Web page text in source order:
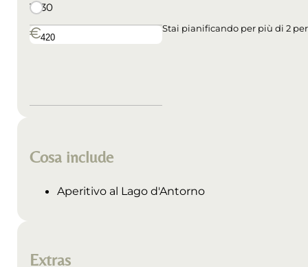
15:30
Stai pianificando per più di 2
Cosa include
Aperitivo al Lago d'Antorno
Extras